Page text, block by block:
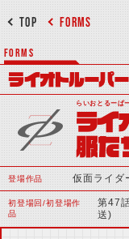
FORMS
TOP
FORMS
ライオトルーパー
らいおとるーぱ
ライ
服
登場作品 仮面ライダ
初登場回/初登場作
品
第47
送)